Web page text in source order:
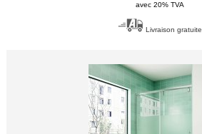
avec 20% TVA
Livraison gratuite